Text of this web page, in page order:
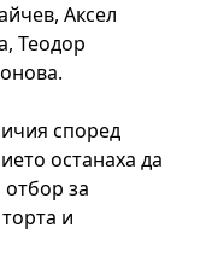
Аксел
Теодор
според
останаха да
за
и